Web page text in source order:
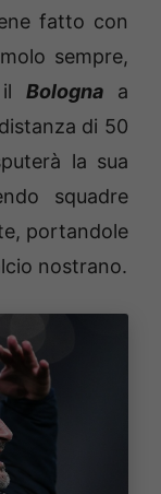
fatto con
sempre,
ilBologna a
di 50
la sua
squadre
portandole
nostrano.